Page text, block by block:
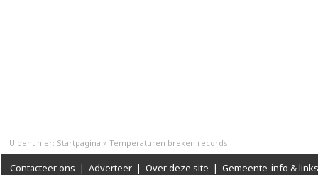
U bent hier: Startpagina » Temperaturen breken records
Contacteer ons | Adverteer | Over deze site | Gemeente-info & links